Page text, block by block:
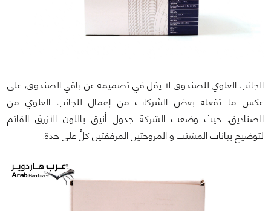
الجانب العلوي للصندوق لا يقل في تصميمه عن باقي الصندوق, على
عكس ما تفعله بعض الشركات من إهمال للجانب العلوي من
الصناديق. حيث وضعت الشركة جدول أنيق باللون الأزرق القاتم
لتوضيح بيانات المشتت و المروحتين المرفقتين كلُ على حدة.